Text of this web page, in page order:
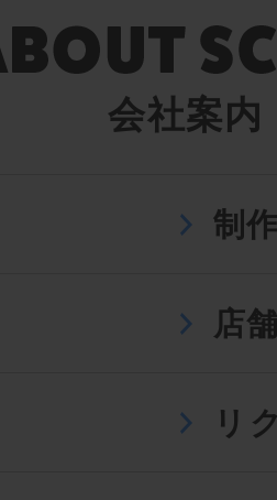
会社案内
制
店
リ